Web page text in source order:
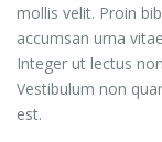
mollis velit. Proin
accumsan urna
Integer ut lectus
Vestibulum non
est.